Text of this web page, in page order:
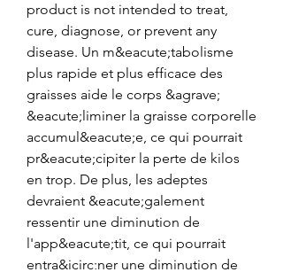
product is not intended to treat,
cure, diagnose, or prevent any
disease. Un m&eacute;tabolisme
plus rapide et plus efficace des
graisses aide le corps &agrave;
&eacute;liminer la graisse corporelle
accumul&eacute;e, ce qui pourrait
pr&eacute;cipiter la perte de kilos
en trop. De plus, les adeptes
devraient &eacute;galement
ressentir une diminution de
l'app&eacute;tit, ce qui pourrait
entra&icirc;ner une diminution de